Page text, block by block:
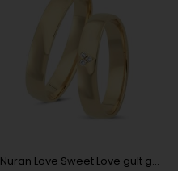
Nuran Love Sweet Love gult guld Vielsesringe med 3 stk diamanter Wesselton SI